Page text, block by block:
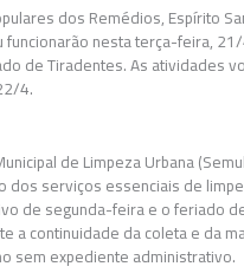
dos Remédios, Espírito
funcionarão nesta terça-feira,
de Tiradentes. As atividades
4.
de Limpeza Urbana
dos serviços essenciais de
de segunda-feira e o feriado
a continuidade da coleta e da
sem expediente administrativo.